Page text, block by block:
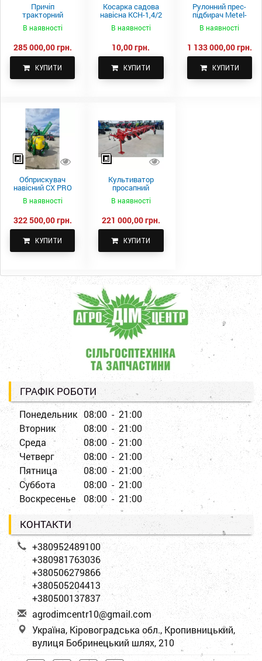
Причіп
тракторний
самоскидний
Spike 2 ПТС-4
В наявності
285 000,00 грн.
КУПИТИ
Косарка садова
навісна КСН-1,4/2
В наявності
10,00 грн.
КУПИТИ
Рулонний прес-
підбирач Metel-
Fach Z 587
В наявності
1 133 000,00 грн.
КУПИТИ
Обприскувач
навісний CX PRO
В наявності
322 500,00 грн.
КУПИТИ
Культиватор
просапний
КПН-5,6-05
В наявності
221 000,00 грн.
КУПИТИ
ГРАФІК РОБОТИ
Понедельник 08:00 - 21:00
Вторник
08:00 - 21:00
Среда
08:00 - 21:00
Четверг
08:00 - 21:00
Пятница
08:00 - 21:00
Суббота
08:00 - 21:00
Воскресенье
08:00 - 21:00
КОНТАКТИ
+380952489100
+380981763036
+380506279866
+380505204413
+380500137837
agrodimcentr10@gmail.com
Україна, Кіровоградська обл., Кропивницький,
вулиця Бобринецький шлях, 210